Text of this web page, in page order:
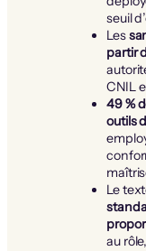
seuil
Les
partir
CNIL
49 %
outils
Le
au